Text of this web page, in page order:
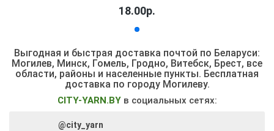
18.00р.
Выгодная и быстрая доставка почтой по Беларуси:
Могилев, Минск, Гомель, Гродно, Витебск, Брест, все
области, районы и населенные пункты. Бесплатная
доставка по городу Могилеву.
CITY-YARN.BYв социальных сетях:
@city_yarn